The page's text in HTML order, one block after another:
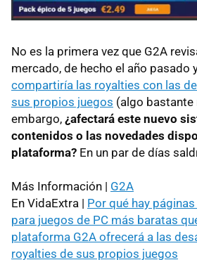
No es la primera vez que G2A
mercado, de hecho el año pasado
compartiría las royalties con las
sus propios juegos (algo bastante
embargo, ¿afectará este nuevo
contenidos o las novedades
plataforma? En un par de días
Más Información | G2A
En VidaExtra | Por qué hay
para juegos de PC más baratas
plataforma G2A ofrecerá a las
royalties de sus propios juegos